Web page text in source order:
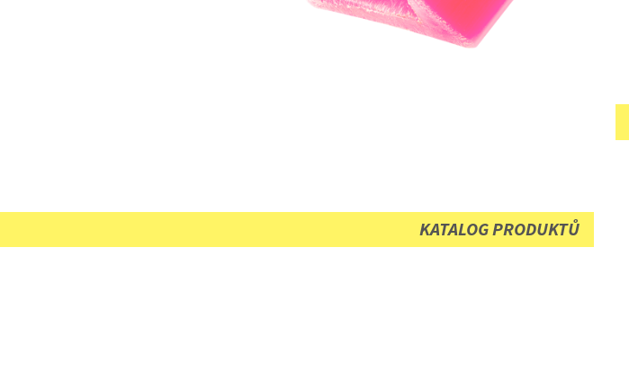
KATALOG PRODUKTŮ